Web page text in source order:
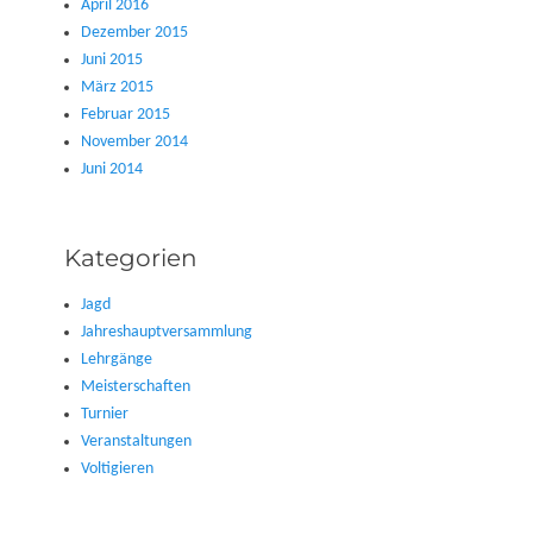
April 2016
Dezember 2015
Juni 2015
März 2015
Februar 2015
November 2014
Juni 2014
Kategorien
Jagd
Jahreshauptversammlung
Lehrgänge
Meisterschaften
Turnier
Veranstaltungen
Voltigieren